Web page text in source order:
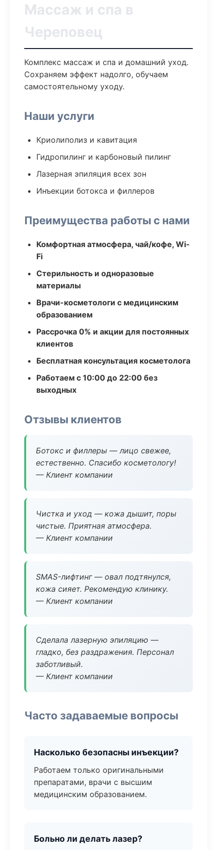
Массаж и спа в
Череповец
Комплекс массаж и спа и домашний уход.
Сохраняем эффект надолго, обучаем
самостоятельному уходу.
Наши услуги
Криолиполиз и кавитация
Гидропилинг и карбоновый пилинг
Лазерная эпиляция всех зон
Инъекции ботокса и филлеров
Преимущества работы с нами
Комфортная атмосфера, чай/кофе, Wi-
Fi
Стерильность и одноразовые
материалы
Врачи-косметологи с медицинским
образованием
Рассрочка 0% и акции для постоянных
клиентов
Бесплатная консультация косметолога
Работаем с 10:00 до 22:00 без
выходных
Отзывы клиентов
Ботокс и филлеры — лицо свежее,
естественно. Спасибо косметологу!
— Клиент компании
Чистка и уход — кожа дышит, поры
чистые. Приятная атмосфера.
— Клиент компании
SMAS-лифтинг — овал подтянулся,
кожа сияет. Рекомендую клинику.
— Клиент компании
Сделала лазерную эпиляцию —
гладко, без раздражения. Персонал
заботливый.
— Клиент компании
Часто задаваемые вопросы
Насколько безопасны инъекции?
Работаем только оригинальными
препаратами, врачи с высшим
медицинским образованием.
Больно ли делать лазер?